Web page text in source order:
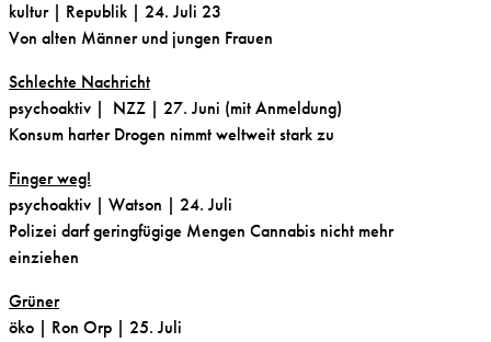
kultur| Republik | 24. Juli 23
Von alten Männer und jungen Frauen
Schlechte Nachricht
psychoaktiv | NZZ | 27. Juni (mit Anmeldung)
Konsum harter Drogen nimmt weltweit stark zu
Finger weg!
psychoaktiv | Watson | 24. Juli
Polizei darf geringfügige Mengen Cannabis nicht mehr
einziehen
Grüner
öko | Ron Orp | 25. Juli